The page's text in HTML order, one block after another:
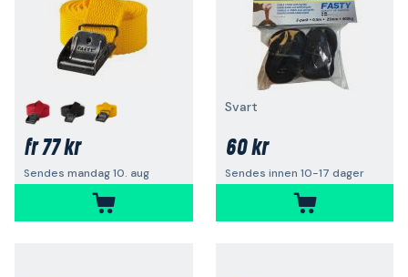
fr77 kr
Sendes mandag 10. aug
Svart
60 kr
Sendes innen 10-17 dager